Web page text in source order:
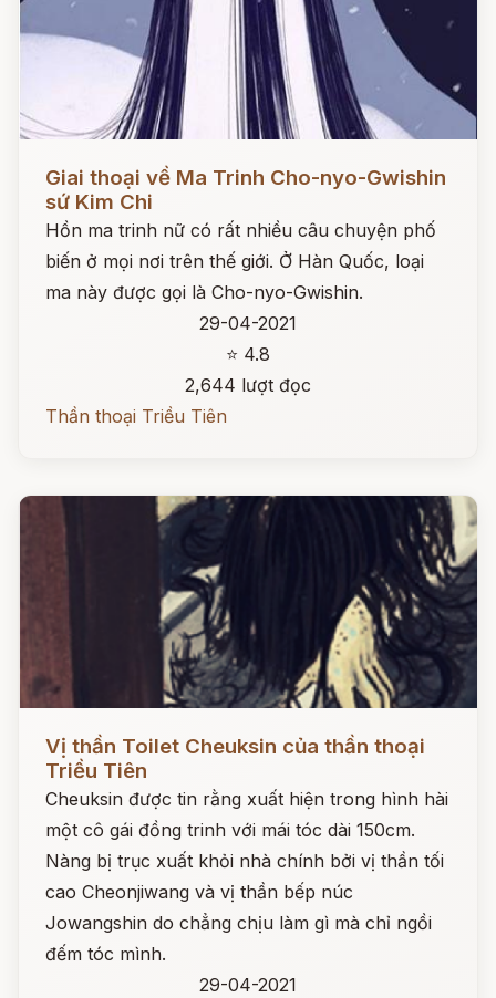
Giai thoại về Ma Trinh Cho-nyo-Gwishin
sứ Kim Chi
Hồn ma trinh nữ có rất nhiều câu chuyện phố
biến ở mọi nơi trên thế giới. Ở Hàn Quốc, loại
ma này được gọi là Cho-nyo-Gwishin.
29-04-2021
⭐ 4.8
2,644 lượt đọc
Thần thoại Triều Tiên
Đọc ngay
Vị thần Toilet Cheuksin của thần thoại
Triều Tiên
Cheuksin được tin rằng xuất hiện trong hình hài
một cô gái đồng trinh với mái tóc dài 150cm.
Nàng bị trục xuất khỏi nhà chính bởi vị thần tối
cao Cheonjiwang và vị thần bếp núc
Jowangshin do chẳng chịu làm gì mà chỉ ngồi
đếm tóc mình.
29-04-2021